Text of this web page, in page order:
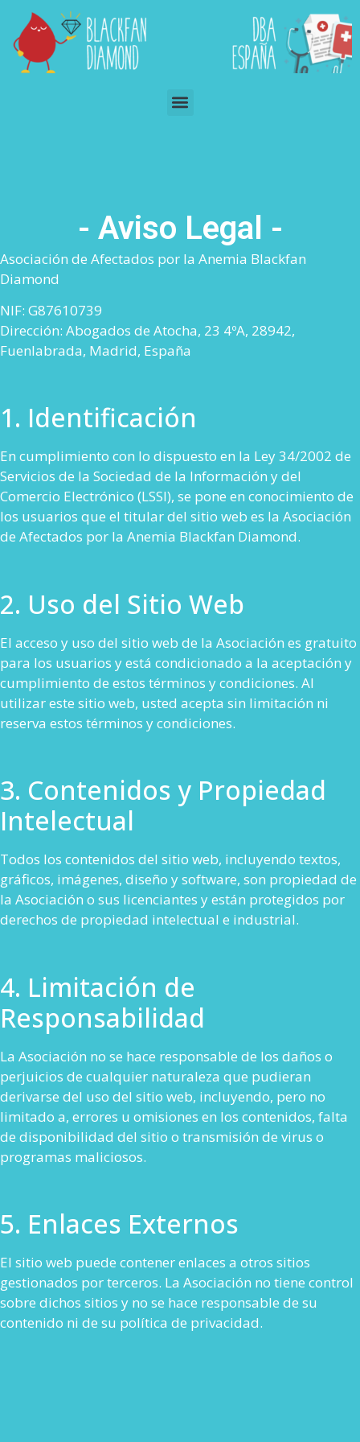
- Aviso Legal -
Asociación de Afectados por la Anemia Blackfan
Diamond
NIF: G87610739
Dirección: Abogados de Atocha, 23 4ºA, 28942,
Fuenlabrada, Madrid, España
1. Identificación
En cumplimiento con lo dispuesto en la Ley 34/2002 de
Servicios de la Sociedad de la Información y del
Comercio Electrónico (LSSI), se pone en conocimiento de
los usuarios que el titular del sitio web es la Asociación
de Afectados por la Anemia Blackfan Diamond.
2. Uso del Sitio Web
El acceso y uso del sitio web de la Asociación es gratuito
para los usuarios y está condicionado a la aceptación y
cumplimiento de estos términos y condiciones. Al
utilizar este sitio web, usted acepta sin limitación ni
reserva estos términos y condiciones.
3. Contenidos y Propiedad
Intelectual
Todos los contenidos del sitio web, incluyendo textos,
gráficos, imágenes, diseño y software, son propiedad de
la Asociación o sus licenciantes y están protegidos por
derechos de propiedad intelectual e industrial.
4. Limitación de
Responsabilidad
La Asociación no se hace responsable de los daños o
perjuicios de cualquier naturaleza que pudieran
derivarse del uso del sitio web, incluyendo, pero no
limitado a, errores u omisiones en los contenidos, falta
de disponibilidad del sitio o transmisión de virus o
programas maliciosos.
5. Enlaces Externos
El sitio web puede contener enlaces a otros sitios
gestionados por terceros. La Asociación no tiene control
sobre dichos sitios y no se hace responsable de su
contenido ni de su política de privacidad.